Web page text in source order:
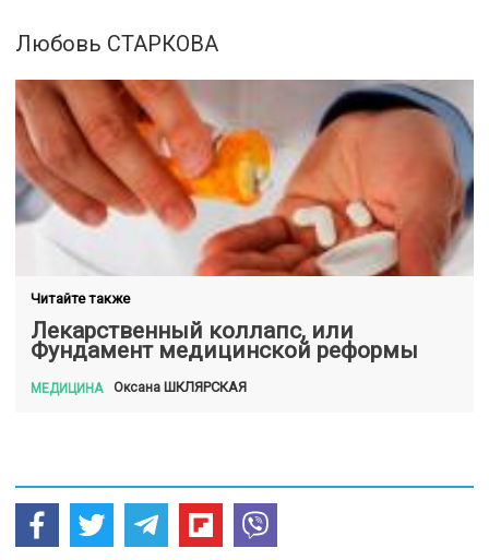
Любовь СТАРКОВА
Читайте также
Лекарственный коллапс, или
Фундамент медицинской реформы
МЕДИЦИНА Оксана ШКЛЯРСКАЯ